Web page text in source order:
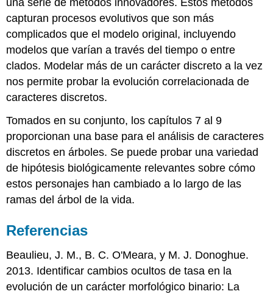
capturan procesos evolutivos que son más
complicados que el modelo original, incluyendo
modelos que varían a través del tiempo o entre
clados. Modelar más de un carácter discreto a la vez
nos permite probar la evolución correlacionada de
caracteres discretos.
Tomados en su conjunto, los capítulos 7 al 9
proporcionan una base para el análisis de caracteres
discretos en árboles. Se puede probar una variedad
de hipótesis biológicamente relevantes sobre cómo
estos personajes han cambiado a lo largo de las
ramas del árbol de la vida.
Referencias
Beaulieu, J. M., B. C. O'Meara, y M. J. Donoghue.
2013. Identificar cambios ocultos de tasa en la
evolución de un carácter morfológico binario: La